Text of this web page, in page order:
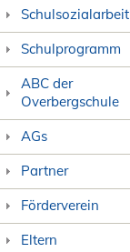
Schulsozialarbeit
Schulprogramm
ABC der
Overbergschule
AGs
Partner
Förderverein
Eltern